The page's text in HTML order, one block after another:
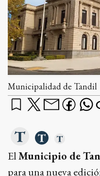
Municipalidad de Tandil
ElMunicipio de
para una nueva